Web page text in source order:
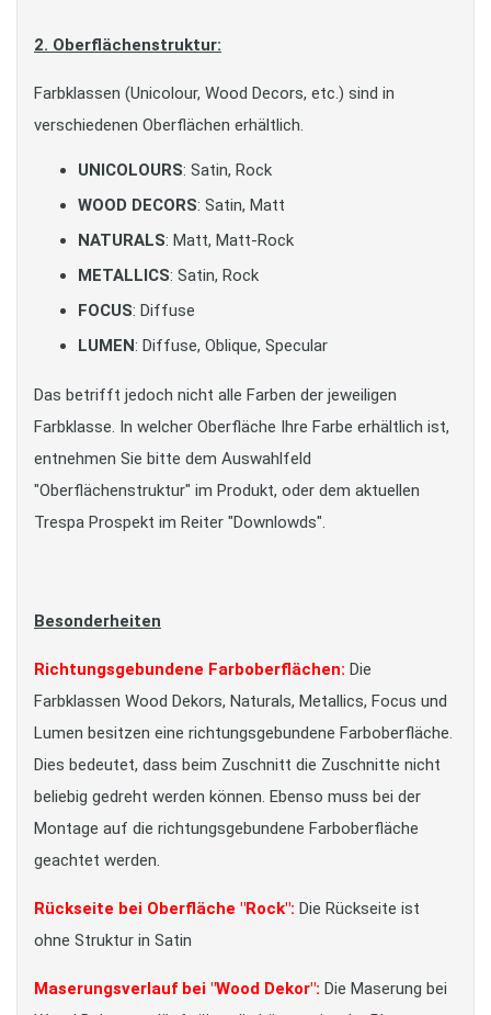
2. Oberflächenstruktur:
Farbklassen (Unicolour, Wood Decors, etc.) sind in
verschiedenen Oberflächen erhältlich.
UNICOLOURS: Satin, Rock
WOOD DECORS: Satin, Matt
NATURALS: Matt, Matt-Rock
METALLICS: Satin, Rock
FOCUS: Diffuse
LUMEN: Diffuse, Oblique, Specular
Das betrifft jedoch nicht alle Farben der jeweiligen
Farbklasse. In welcher Oberfläche Ihre Farbe erhältlich ist,
entnehmen Sie bitte dem Auswahlfeld
"Oberflächenstruktur" im Produkt, oder dem aktuellen
Trespa Prospekt im Reiter "Downlowds".
Besonderheiten
Richtungsgebundene Farboberflächen: Die
Farbklassen Wood Dekors, Naturals, Metallics, Focus und
Lumen besitzen eine richtungsgebundene Farboberfläche.
Dies bedeutet, dass beim Zuschnitt die Zuschnitte nicht
beliebig gedreht werden können. Ebenso muss bei der
Montage auf die richtungsgebundene Farboberfläche
geachtet werden.
Rückseite bei Oberfläche "Rock": Die Rückseite ist
ohne Struktur in Satin
Maserungsverlauf bei "Wood Dekor": Die Maserung bei